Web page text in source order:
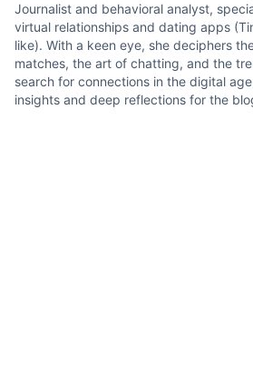
Journalist and behavioral analyst,
virtual relationships and dating apps
like). With a keen eye, she deciphers
matches, the art of chatting, and the
search for connections in the digital
insights and deep reflections for the